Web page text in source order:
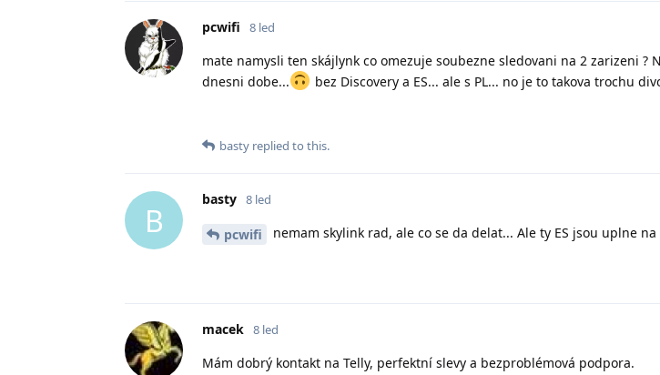
pcwifi 8 led
mate namysli ten skájlynk co omezuje soubezne sledovani na 2 zarizeni ?
dnesni dobe...
bez Discovery a ES... ale s PL... no je to takova trochu
basty replied to this.
B
basty 8 led
pcwifi nemam skylink rad, ale co se da delat... Ale ty ES jsou uplne na
macek 8 led
Mám dobrý kontakt na Telly, perfektní slevy a bezproblémová podpora.